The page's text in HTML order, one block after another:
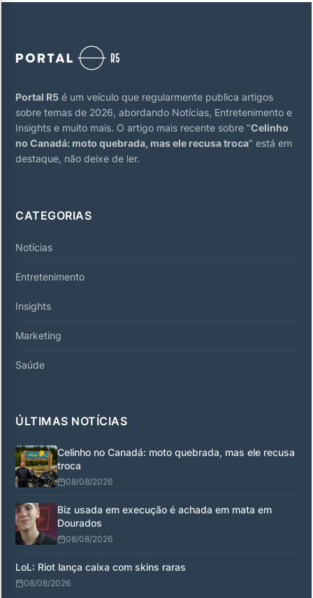
Portal R5 é um veículo que regularmente publica artigos
sobre temas de 2026, abordando Notícias, Entretenimento e
Insights e muito mais. O artigo mais recente sobre "Celinho
no Canadá: moto quebrada, mas ele recusa troca" está em
destaque, não deixe de ler.
CATEGORIAS
Notícias
Entretenimento
Insights
Marketing
Saúde
ÚLTIMAS NOTÍCIAS
Celinho no Canadá: moto quebrada, mas ele recusa
troca
08/08/2026
Biz usada em execução é achada em mata em
Dourados
08/08/2026
LoL: Riot lança caixa com skins raras
08/08/2026